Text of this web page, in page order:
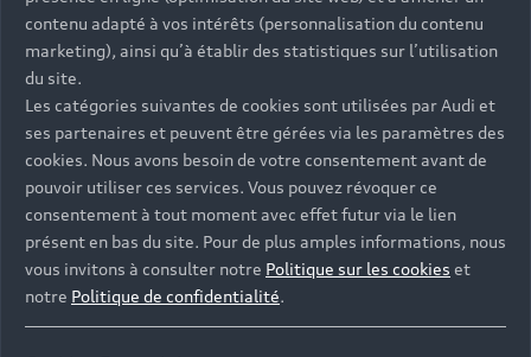
Informations et Service Clients
Accessibilité - Clients Sourds et Malentendants
Trouver mon Partenaire Audi
Berline
Avant
SUV électrique
SUV hybride
SUV
SUV compact
Financer mon Audi
Audi rent : location courte durée
Espace Client Audi Financial Services
Heycar
Voiture hybride
Voiture commerciale
Voiture de direction
SUV société
Achat véhicule de société
Flotte automobile
Entretenir et réparer mon Audi
Offres Après-Vente
Accessoires et équipements
Espace personnel myAudi
Informations client
Functions on Demand
Histoire du progrès
Notre vision
Nos technologies
myAudi experience
© 2026 Audi France. Tous droits réservés.
Mentions légales
Politique sur les cookies
Gérer vos cookies
Politique de confidentialité
Système de lanceur d'alerte
contenu adapté à vos intérêts (personnalisation du contenu
marketing), ainsi qu’à établir des statistiques sur l’utilisation
du site.
Les catégories suivantes de cookies sont utilisées par Audi et
ses partenaires et peuvent être gérées via les paramètres des
cookies. Nous avons besoin de votre consentement avant de
pouvoir utiliser ces services. Vous pouvez révoquer ce
consentement à tout moment avec effet futur via le lien
présent en bas du site. Pour de plus amples informations, nous
vous invitons à consulter notre Politique sur les cookies et
notre Politique de confidentialité.